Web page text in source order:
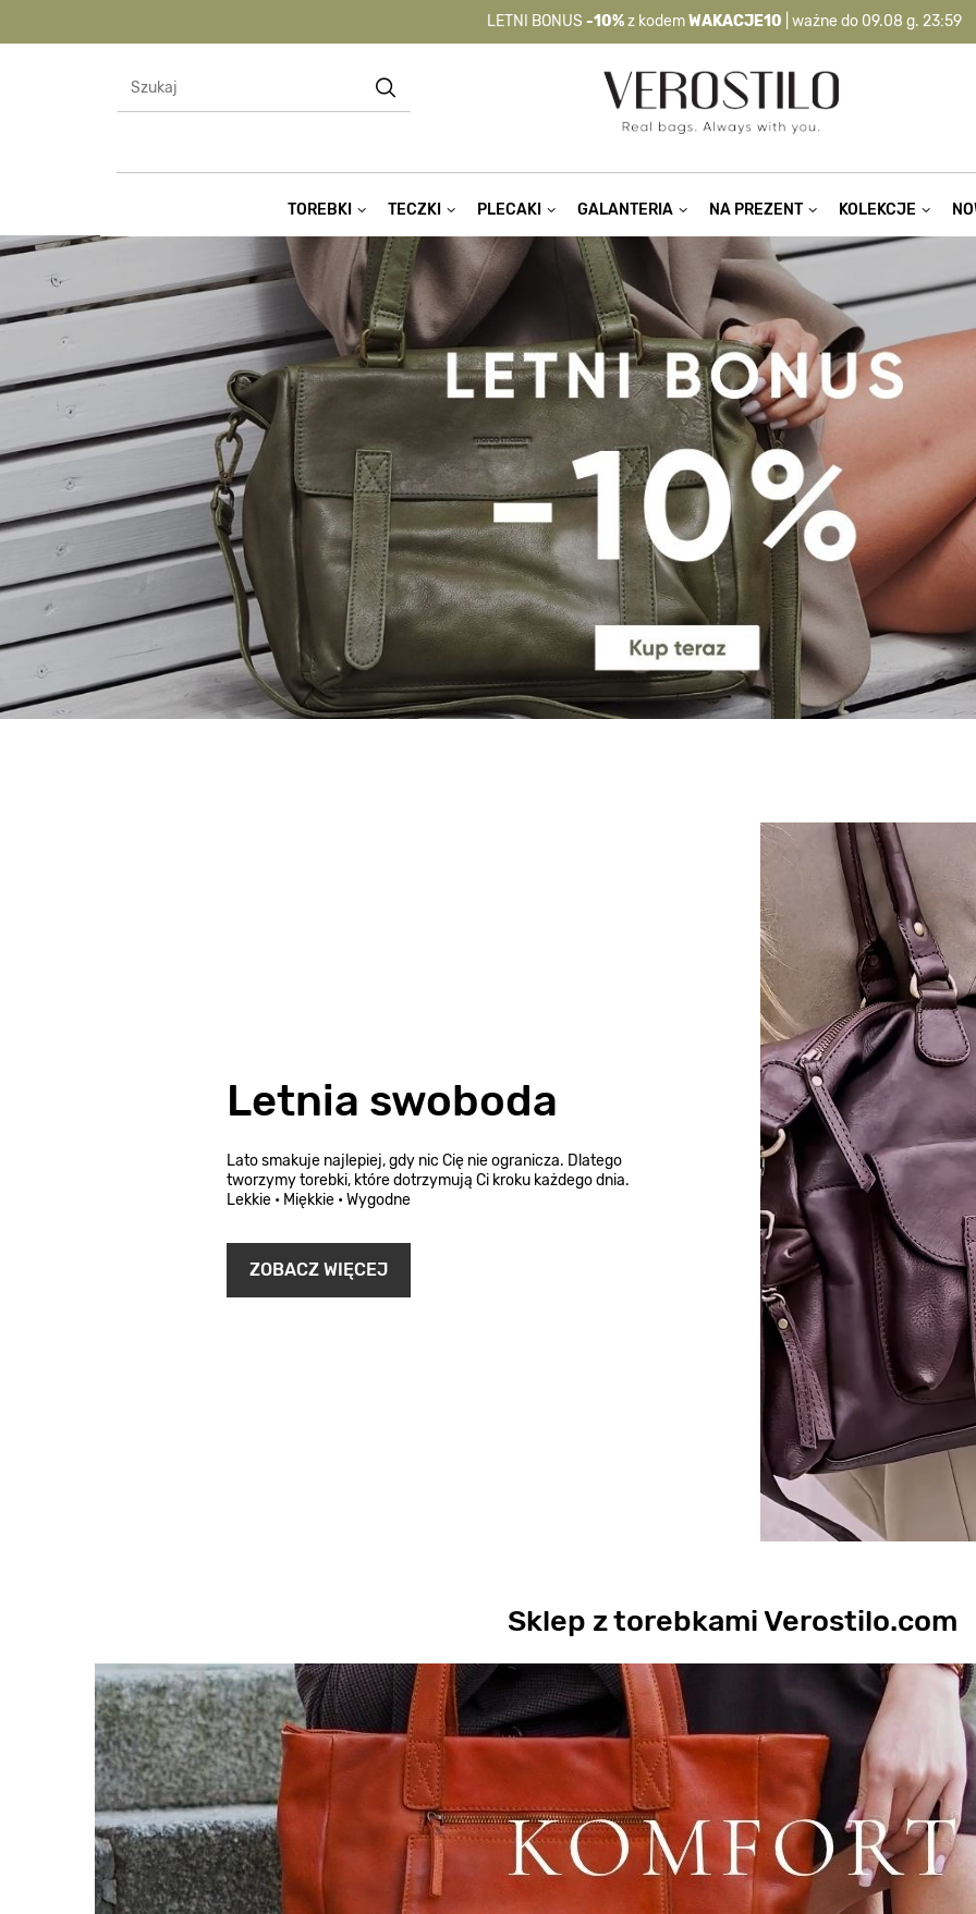
LETNI BONUS -10%z kodemWAKACJE10 | ważne do 09.08 g. 23:59
WAKACJE10 | nie dotyczy produktów z flagą OKAZJA >
TOREBKI TECZKI PLECAKI GALANTERIA NA PREZENT KOLEKCJE
Letnia swoboda
Lato smakuje najlepiej, gdy nic Cię nie ogranicza. Dlatego
tworzymy torebki, które dotrzymują Ci kroku każdego dnia.
Lekkie • Miękkie • Wygodne
ZOBACZ WIĘCEJ
Sklep z torebkami Verostilo.com